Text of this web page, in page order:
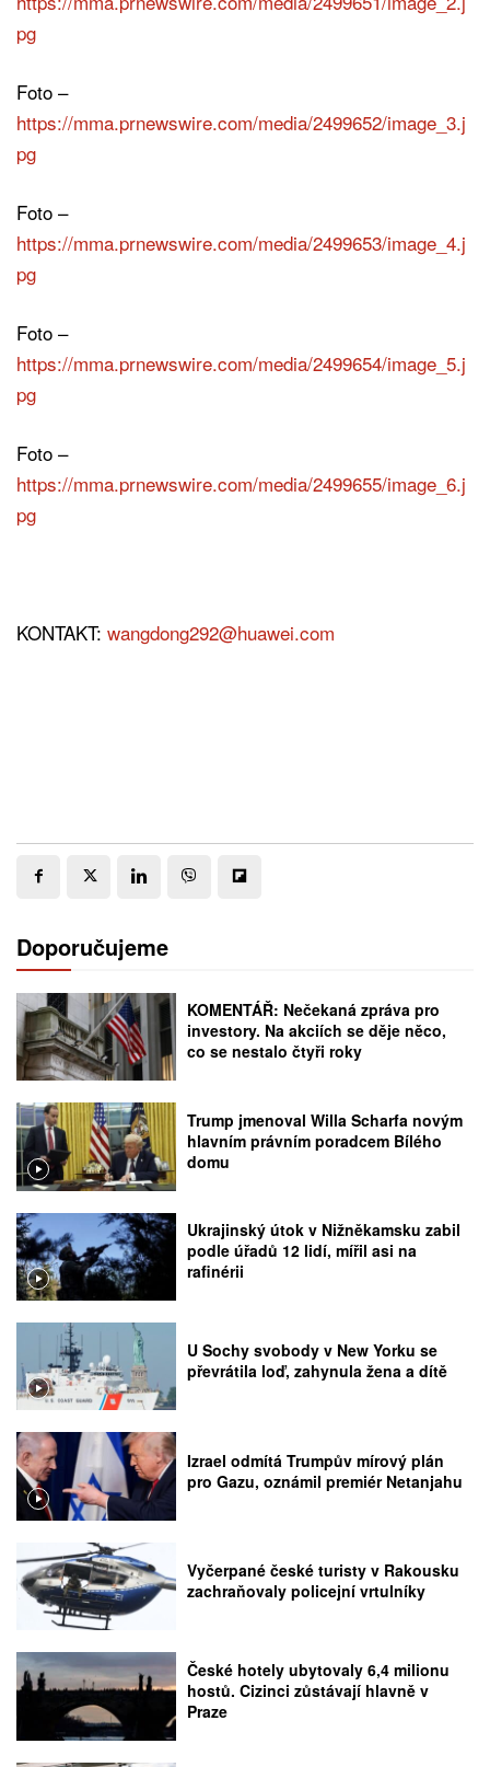
pg
Foto –
https://mma.prnewswire.com/media/2499652/image_3.j
pg
Foto –
https://mma.prnewswire.com/media/2499653/image_4.j
pg
Foto –
https://mma.prnewswire.com/media/2499654/image_5.j
pg
Foto –
https://mma.prnewswire.com/media/2499655/image_6.j
pg
KONTAKT: wangdong292@huawei.com
Doporučujeme
KOMENTÁŘ: Nečekaná zpráva pro
investory. Na akciích se děje něco,
co se nestalo čtyři roky
Trump jmenoval Willa Scharfa novým
hlavním právním poradcem Bílého
domu
Ukrajinský útok v Nižněkamsku zabil
podle úřadů 12 lidí, mířil asi na
rafinérii
U Sochy svobody v New Yorku se
převrátila loď, zahynula žena a dítě
Izrael odmítá Trumpův mírový plán
pro Gazu, oznámil premiér Netanjahu
Vyčerpané české turisty v Rakousku
zachraňovaly policejní vrtulníky
České hotely ubytovaly 6,4 milionu
hostů. Cizinci zůstávají hlavně v
Praze